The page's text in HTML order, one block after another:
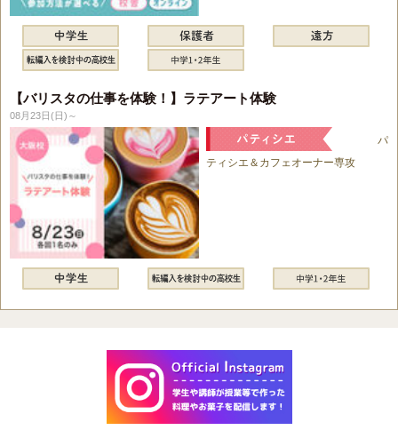
【バリスタの仕事を体験！】ラテアート体験
08月23日(日)～
パ
ティシエ＆カフェオーナー専攻